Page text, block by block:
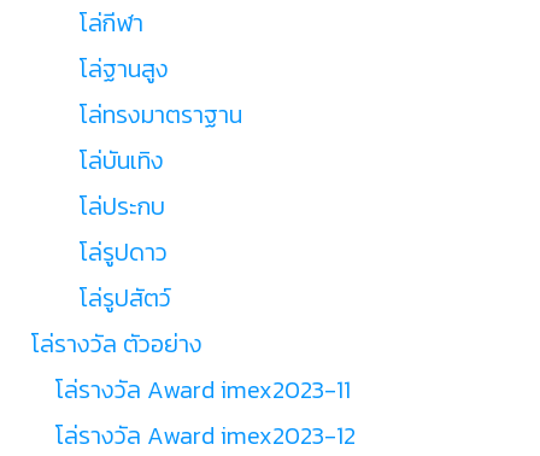
โล่กีฬา
โล่ฐานสูง
โล่ทรงมาตราฐาน
โล่บันเทิง
โล่ประกบ
โล่รูปดาว
โล่รูปสัตว์
โล่รางวัล ตัวอย่าง
โล่รางวัล Award imex2023-11
โล่รางวัล Award imex2023-12